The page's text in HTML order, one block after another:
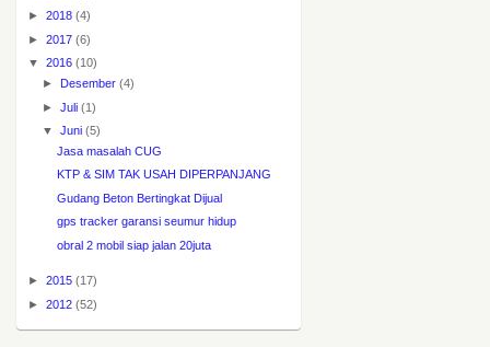
► 2018 (4)
► 2017 (6)
▼ 2016 (10)
► Desember(4)
►Juli(1)
▼Juni(5)
Jasa masalah CUG
KTP & SIM TAK USAH DIPERPANJANG
Gudang Beton Bertingkat Dijual
gps tracker garansi seumur hidup
obral 2 mobil siap jalan 20juta
► 2015 (17)
► 2012 (52)